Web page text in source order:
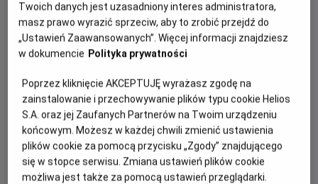
Po światowym sukcesie „Spider-Man: Bez drogi do
domu”, film „Spider-Man: Całkiem nowy dzień” otwiera
zupełnie nowy rozdział w życiu Petera Parkera i Spider-
Mana. Peter jest teraz dorosłym mężczyzną żyjącym
samotnie - od czasu, gdy z własnej woli wymazał się z
życia i pamięci tych, których kochał. Walcząc z
przestępczością w Nowym Jorku, który nie zna już jego
imienia, w pełni poświęcił się ochronie miasta. Gdy
rosnące wymagania zaczynają go przytłaczać, presja
wywołuje zaskakującą fizyczną przemianę, która
Twoich danych jest uzasadniony interes administratora,
masz prawo wyrazić sprzeciw, aby to zrobić przejdź do
„Ustawień Zaawansowanych”. Więcej informacji znajdziesz
w dokumencie Polityka prywatności
Poprzez kliknięcie AKCEPTUJĘ wyrażasz zgodę na
zainstalowanie i przechowywanie plików typu cookie Helios
S.A. oraz jej Zaufanych Partnerów na Twoim urządzeniu
końcowym. Możesz w każdej chwili zmienić ustawienia
plików cookie za pomocą przycisku „Zgody” znajdującego
się w stopce serwisu. Zmiana ustawień plików cookie
możliwa jest także za pomocą ustawień przeglądarki.